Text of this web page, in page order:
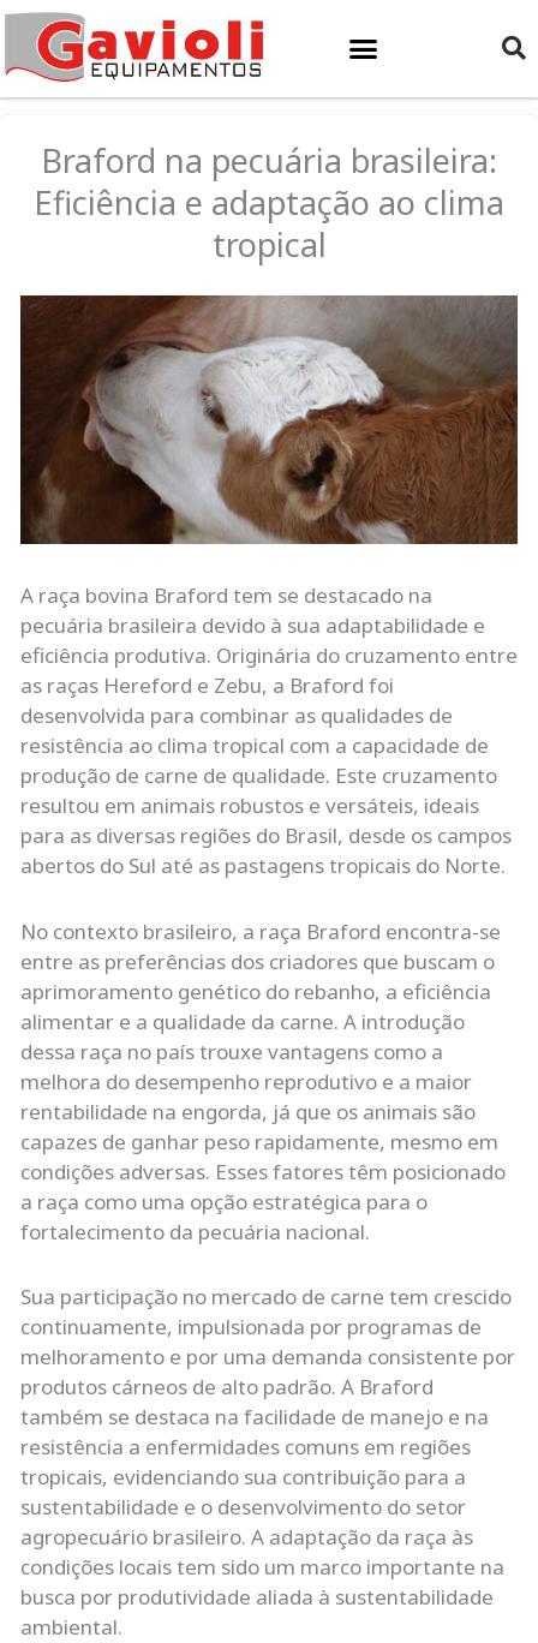
Ir
para
o
conteúdo
Braford na pecuária brasileira:
Eficiência e adaptação ao clima
tropical
A raça bovina Braford tem se destacado na
pecuária brasileira devido à sua adaptabilidade e
eficiência produtiva. Originária do cruzamento entre
as raças Hereford e Zebu, a Braford foi
desenvolvida para combinar as qualidades de
resistência ao clima tropical com a capacidade de
produção de carne de qualidade. Este cruzamento
resultou em animais robustos e versáteis, ideais
para as diversas regiões do Brasil, desde os campos
abertos do Sul até as pastagens tropicais do Norte.
No contexto brasileiro, a raça Braford encontra-se
entre as preferências dos criadores que buscam o
aprimoramento genético do rebanho, a eficiência
alimentar e a qualidade da carne. A introdução
dessa raça no país trouxe vantagens como a
melhora do desempenho reprodutivo e a maior
rentabilidade na engorda, já que os animais são
capazes de ganhar peso rapidamente, mesmo em
condições adversas. Esses fatores têm posicionado
a raça como uma opção estratégica para o
fortalecimento da pecuária nacional.
Sua participação no mercado de carne tem crescido
continuamente, impulsionada por programas de
melhoramento e por uma demanda consistente por
produtos cárneos de alto padrão. A Braford
também se destaca na facilidade de manejo e na
resistência a enfermidades comuns em regiões
tropicais, evidenciando sua contribuição para a
sustentabilidade e o desenvolvimento do setor
agropecuário brasileiro. A adaptação da raça às
condições locais tem sido um marco importante na
busca por produtividade aliada à sustentabilidade
ambiental.